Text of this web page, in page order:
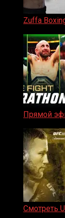
Zuffa
Прямой
Смотреть